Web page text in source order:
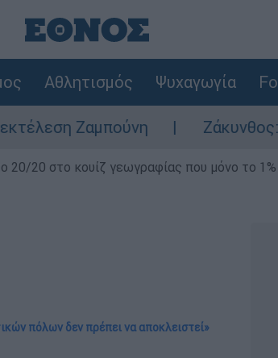
Αθλητισμός Ψυχαγωγία
Ζάκυνθος: Τι απαντά
20/20 στο κουίζ γεωγραφίας που μόνο το
πόλων δεν πρέπει να αποκλειστεί»